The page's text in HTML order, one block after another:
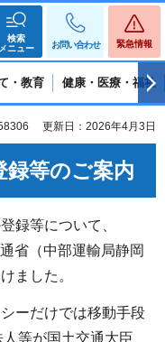
検索
メニュー
お問い合わせ 緊急情報
・教育 健康・医療・福祉
更新日：2026年4月3日
録等のご案内
録等について、
省（中部運輸局静岡
ました。
ーだけでは移動手段
等が国土交通大臣